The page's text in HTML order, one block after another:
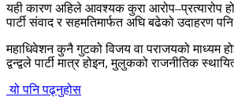
यही कारण अहिले आवश्यक कुरा आरोप–प्रत्यारोप
पार्टी संवाद र सहमतिमार्फत अघि बढेको उदाहरण
महाधिवेशन कुनै गुटको विजय वा पराजयको माध्यम
द्वन्द्वले पार्टी मात्र होइन, मुलुकको राजनीतिक
यो पनि पढ्नुहोस